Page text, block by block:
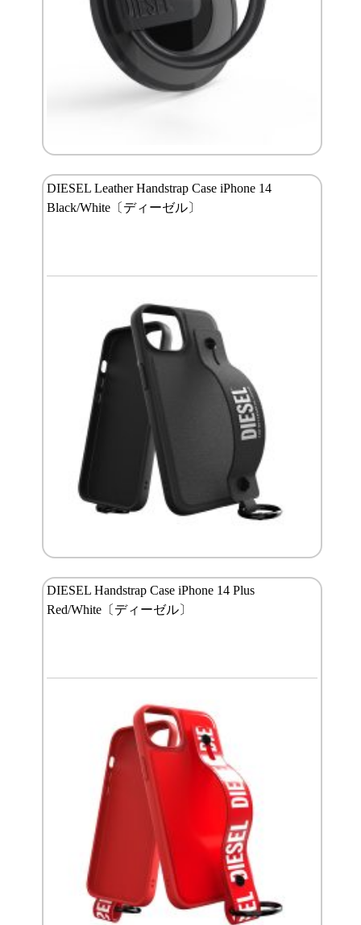
DIESEL Leather Handstrap Case iPhone 14
Black/White〔ディーゼル〕
DIESEL Handstrap Case iPhone 14 Plus
Red/White〔ディーゼル〕